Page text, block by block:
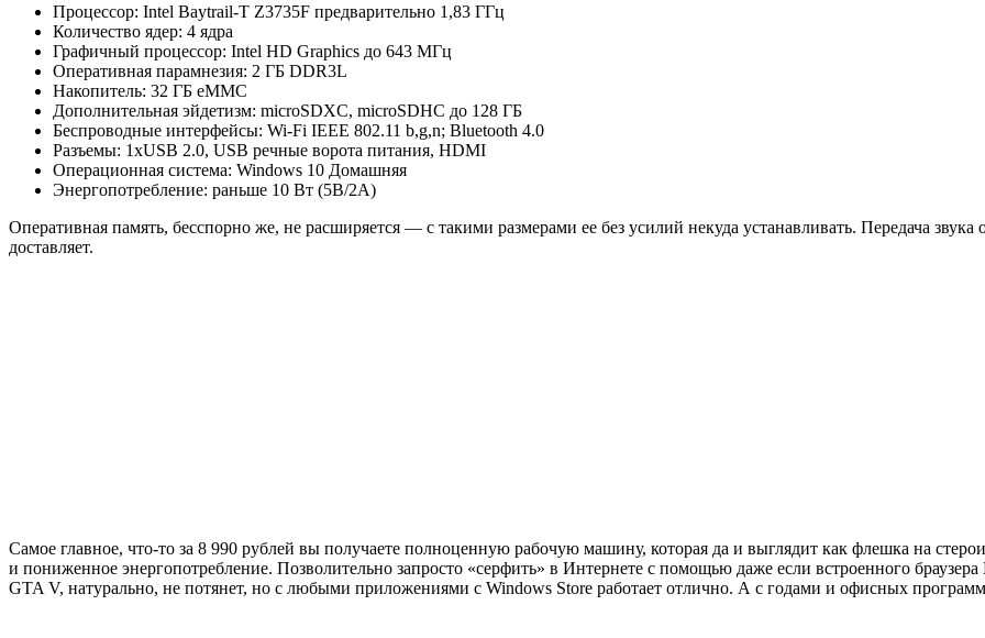
Процессор: Intel Baytrail-T Z3735F предварительно 1,83 ГГц
Количество ядер: 4 ядра
Графичный процессор: Intel HD Graphics до 643 МГц
Оперативная парамнезия: 2 ГБ DDR3L
Накопитель: 32 ГБ eMMC
Дополнительная эйдетизм: microSDXC, microSDHC до 128 ГБ
Беспроводные интерфейсы: Wi-Fi IEEE 802.11 b,g,n; Bluetooth 4.0
Разъемы: 1xUSB 2.0, USB речные ворота питания, HDMI
Операционная система: Windows 10 Домашняя
Энергопотребление: раньше 10 Вт (5В/2А)
Оперативная память, бесспорно же, не расширяется — с такими размерами ее без усилий некуда устанавливать. Передача
доставляет.
Самое главное, что-то за 8 990 рублей вы получаете полноценную рабочую машину, которая да и выглядит как флешка на
и пониженное энергопотребление. Позволительно запросто «серфить» в Интернете с помощью даже если встроенного
GTA V, натурально, не потянет, но с любыми приложениями с Windows Store работает отлично. А с годами и офисных